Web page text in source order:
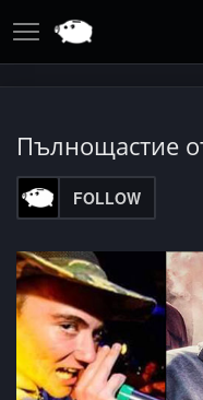
Пълнощастие
FOLLOW